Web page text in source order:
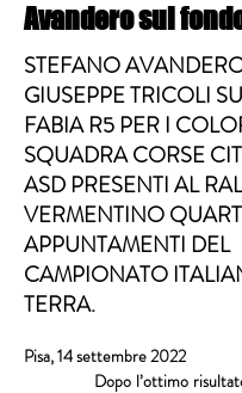
Avandero sul
STEFANO
GIUSEPPE TRICOLI
FABIA R5 PER I
SQUADRA CORSE
ASD PRESENTI AL
VERMENTINO
APPUNTAMENTI DEL
CAMPIONATO
TERRA.
Pisa, 14 settembre 2022